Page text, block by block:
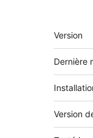
Méta
Version
Dernière
Version